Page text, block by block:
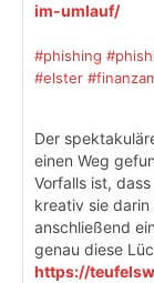
im-umlauf/
#phishing
#elster
Der
einen Weg
Vorfalls ist,
kreativ sie
anschließend
genau diese
https://